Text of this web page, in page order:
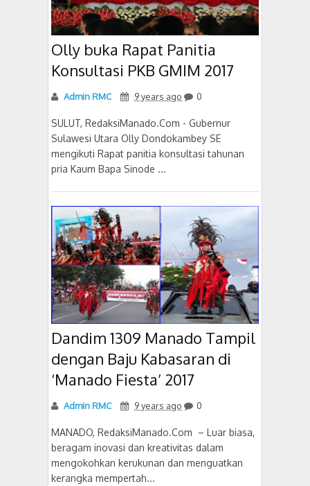
Olly buka Rapat Panitia
Konsultasi PKB GMIM 2017
Admin RMC 9 years ago 0
SULUT, RedaksiManado.Com - Gubernur
Sulawesi Utara Olly Dondokambey SE
mengikuti Rapat panitia konsultasi tahunan
pria Kaum Bapa Sinode ...
Dandim 1309 Manado Tampil
dengan Baju Kabasaran di
‘Manado Fiesta’ 2017
Admin RMC 9 years ago 0
MANADO, RedaksiManado.Com – Luar biasa,
beragam inovasi dan kreativitas dalam
mengokohkan kerukunan dan menguatkan
kerangka mempertah...